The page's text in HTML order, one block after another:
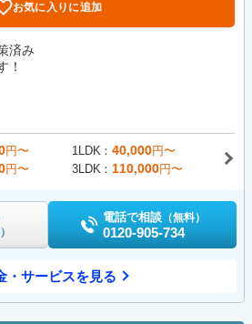
お気に入りに追加
済み
！
円〜 1LDK 40,000円〜
円〜 3LDK 110,000円〜
電話で相談 （無料）
0120-905-734
・サービスを見る